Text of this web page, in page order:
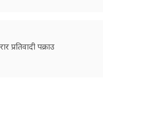
प्रतिवादी पक्राउ